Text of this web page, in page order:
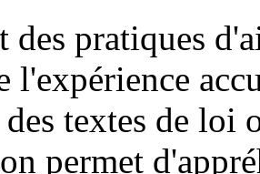
des pratiques
l'expérience
textes de loi
permet